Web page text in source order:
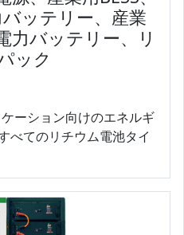
バッテリー、産業
力バッテリー、リ
ック
ーション向けのエネルギ
べてのリチウム電池タイ